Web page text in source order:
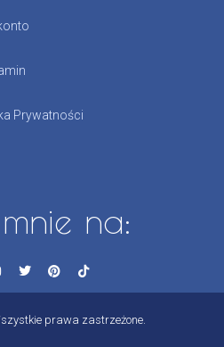
Prywatności
na:
prawa zastrzeżone.